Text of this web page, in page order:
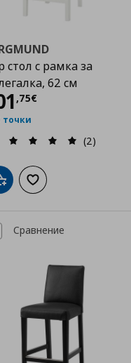
стол с рамка за
62 см
,75€
точки
(2)
в кошницата
Добави към
Сравнение